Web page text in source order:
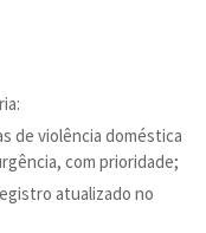
de violência doméstica
com prioridade;
atualizado no